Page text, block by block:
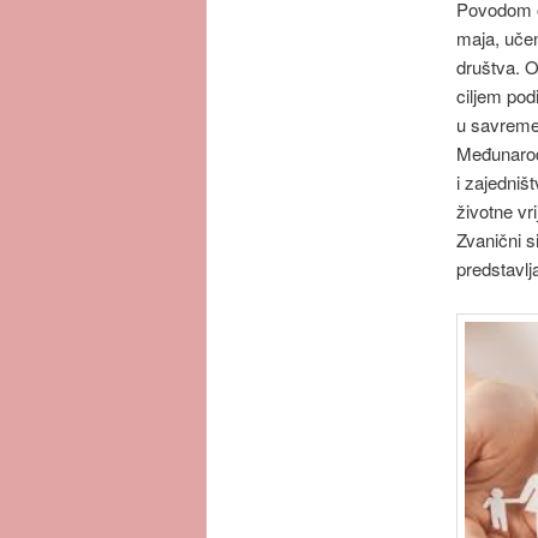
Povodom
maja,
društva.
ciljem
u
i
životne
Zvanični